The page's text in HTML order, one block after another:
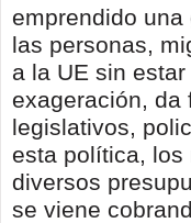
emprendido
las personas,
a la UE sin
exageración, da
legislativos,
esta política, los
diversos
se viene